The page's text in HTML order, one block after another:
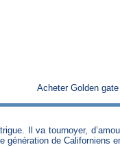
Acheter Golden
Il va tournoyer,
de Californiens